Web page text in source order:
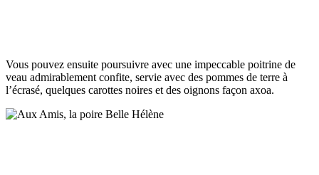
Vous pouvez ensuite poursuivre avec une impeccable poitrine de
veau admirablement confite, servie avec des pommes de terre à
l’écrasé, quelques carottes noires et des oignons façon axoa.